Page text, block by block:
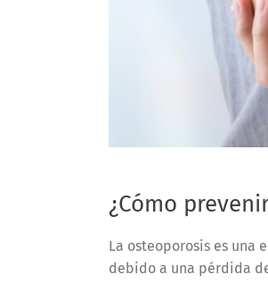
¿Cómo
La osteoporosis es una
debido a una pérdida